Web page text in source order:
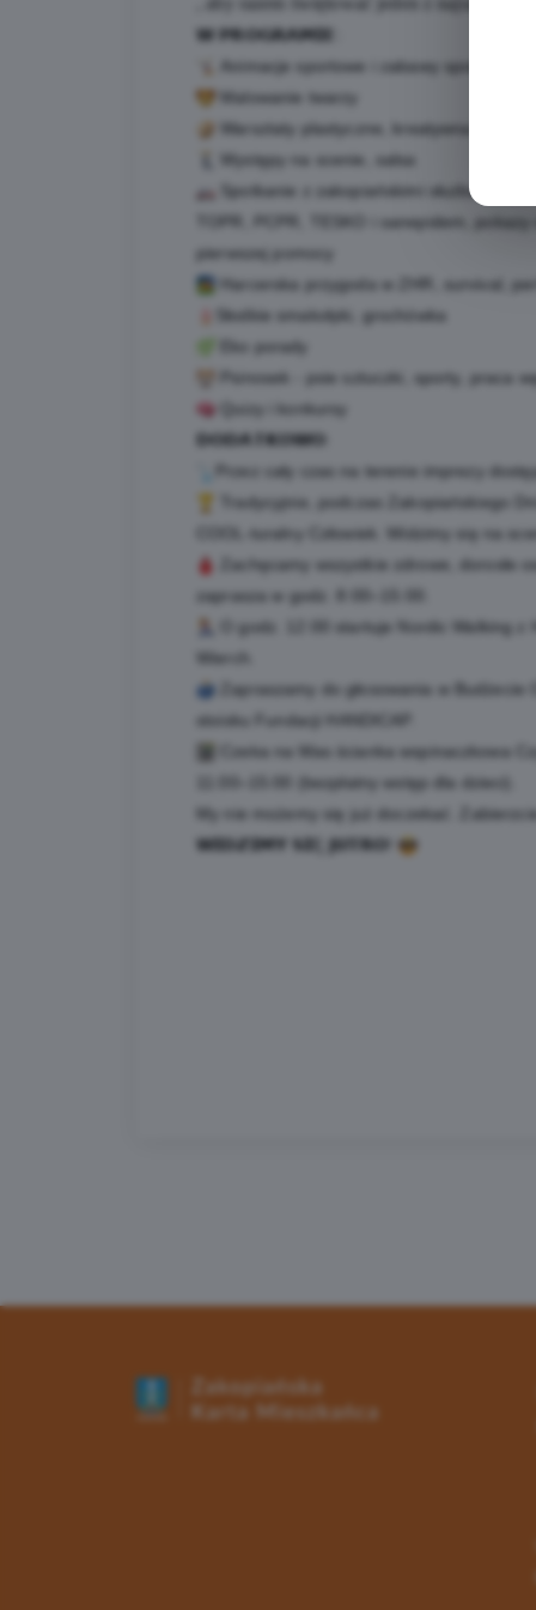
𝗪 𝗣𝗥𝗢𝗚𝗥𝗔𝗠𝗜𝗘:
Animacje sportowe i zabawy sportowo-
Malowanie twarzy
Warsztaty plastyczne, kreatywna strefa
Występy na scenie, salsa
Spotkanie z zakopiańskimi służbami:
TOPR, PCPR, TESKO i sanepidem,
pierwszej pomocy
Harcerska przygoda w ZHR, survival,
Słodkie smakołyki, grochówka
Eko porady
Psinosek - psie sztuczki, sporty, praca
Quizy i konkursy
𝗗𝗢𝗗𝗔𝗧𝗞𝗢𝗪𝗢:
Przez cały czas na terenie imprezy
Tradycyjnie, podczas Zakopiańskiego
COOL-turalny Człowiek. Widzimy się na
Zachęcamy wszystkie zdrowe, dorosłe
zaprasza w godz. 8:00–15:00.
O godz. 12:00 startuje Nordic Walking z
Wierch.
Zapraszamy do głosowania w Budżecie
stoisku Fundacji HANDICAP.
Czeka na Was ścianka wspinaczkowa
11:00–15:00 (bezpłatny wstęp dla dzieci).
My nie możemy się już doczekać.
𝗪𝗜𝗗𝗭𝗜𝗠𝗬 𝗦𝗜Ę 𝗝𝗨𝗧𝗥𝗢!